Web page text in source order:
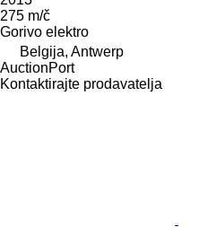
275 m/č
Gorivo elektro
Belgija, Antwerp
AuctionPort
Kontaktirajte prodavatelja